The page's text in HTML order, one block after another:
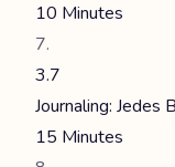
10 Minutes
3.7
Journaling: Jedes
15 Minutes